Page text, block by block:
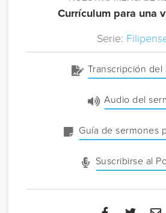
Currículum para una
Serie:
Transcripción del
Audio del
Guía de sermones
Suscribirse al